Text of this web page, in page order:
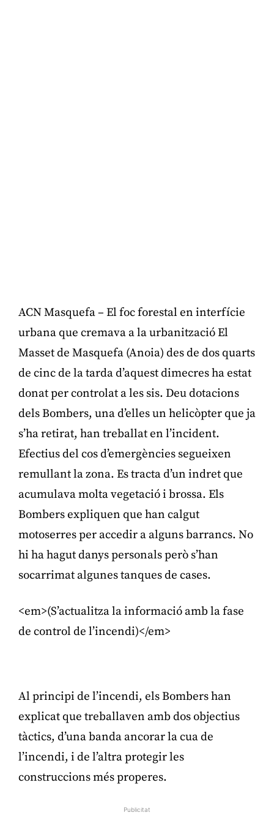
ACN Masquefa – El foc forestal en interfície
urbana que cremava a la urbanització El
Masset de Masquefa (Anoia) des de dos quarts
de cinc de la tarda d’aquest dimecres ha estat
donat per controlat a les sis. Deu dotacions
dels Bombers, una d’elles un helicòpter que ja
s’ha retirat, han treballat en l’incident.
Efectius del cos d’emergències segueixen
remullant la zona. Es tracta d’un indret que
acumulava molta vegetació i brossa. Els
Bombers expliquen que han calgut
motoserres per accedir a alguns barrancs. No
hi ha hagut danys personals però s’han
socarrimat algunes tanques de cases.
<em>(S’actualitza la informació amb la fase
de control de l’incendi)</em>
Al principi de l’incendi, els Bombers han
explicat que treballaven amb dos objectius
tàctics, d’una banda ancorar la cua de
l’incendi, i de l’altra protegir les
construccions més properes.
Publicitat